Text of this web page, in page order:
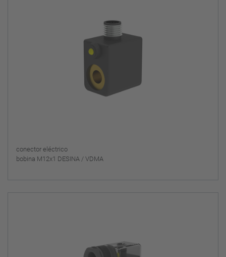
conector eléctrico
bobina M12x1 DESINA / VDMA